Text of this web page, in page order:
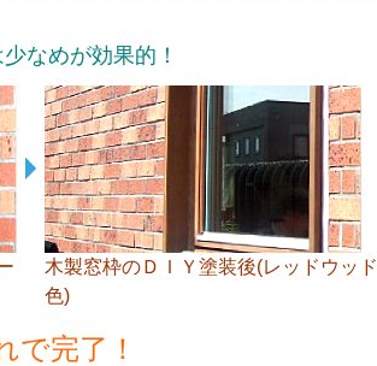
なめが効果的！
木製窓枠のＤＩＹ塗装後(レッドウッド
色)
で完了！